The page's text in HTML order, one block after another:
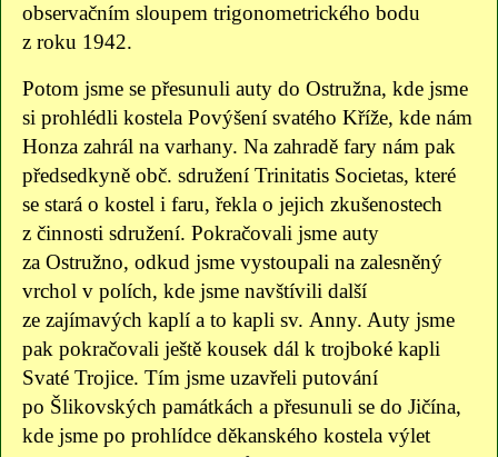
observačním sloupem trigonometrického bodu
z roku 1942.
Potom jsme se přesunuli auty do Ostružna, kde jsme
si prohlédli kostela Povýšení svatého Kříže, kde nám
Honza zahrál na varhany. Na zahradě fary nám pak
předsedkyně obč. sdružení Trinitatis Societas, které
se stará o kostel i faru, řekla o jejich zkušenostech
z činnosti sdružení. Pokračovali jsme auty
za Ostružno, odkud jsme vystoupali na zalesněný
vrchol v polích, kde jsme navštívili další
ze zajímavých kaplí a to kapli sv. Anny. Auty jsme
pak pokračovali ještě kousek dál k trojboké kapli
Svaté Trojice. Tím jsme uzavřeli putování
po Šlikovských památkách a přesunuli se do Jičína,
kde jsme po prohlídce děkanského kostela výlet